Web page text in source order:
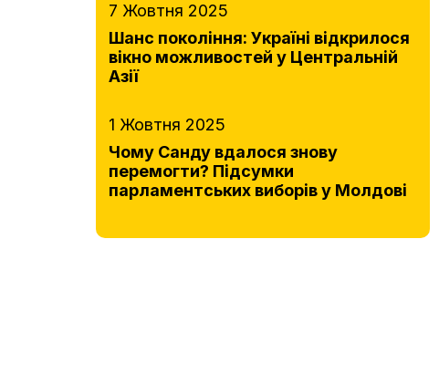
7 Жовтня 2025
Шанс покоління: Україні відкрилося
вікно можливостей у Центральній
Азії
1 Жовтня 2025
Чому Санду вдалося знову
перемогти? Підсумки
парламентських виборів у Молдові